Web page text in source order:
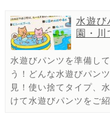
水遊び
園・川
水遊びパンツを準備し
う！どんな水遊びパン
見！使い捨てタイプ、
けて水遊びパンツをご紹